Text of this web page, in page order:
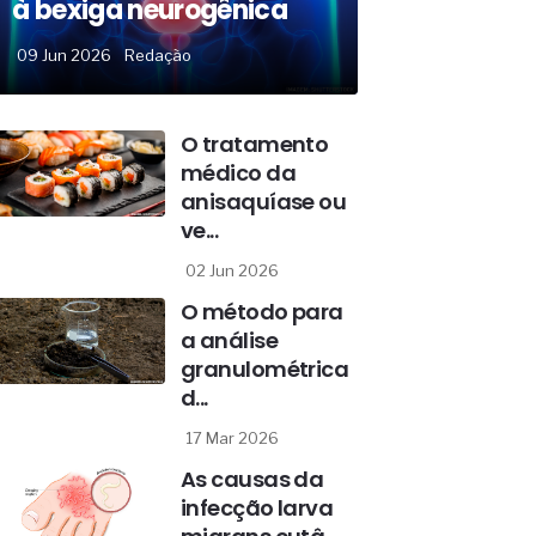
à bexiga neurogênica
09 Jun 2026 Redação
O tratamento
médico da
anisaquíase ou
ve...
02 Jun 2026
O método para
a análise
granulométrica
d...
17 Mar 2026
As causas da
infecção larva